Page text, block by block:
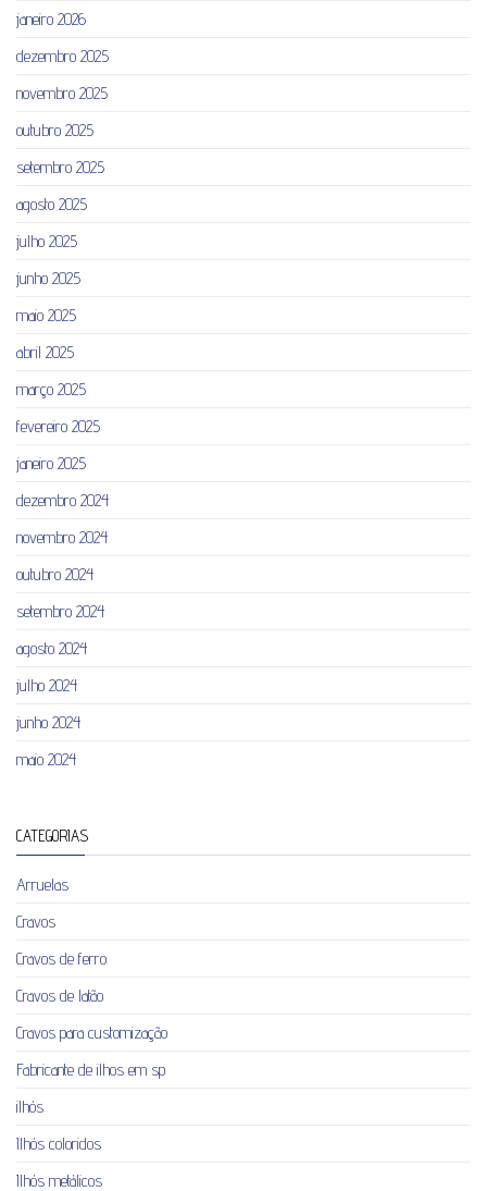
janeiro 2026
dezembro 2025
novembro 2025
outubro 2025
setembro 2025
agosto 2025
julho 2025
junho 2025
maio 2025
abril 2025
março 2025
fevereiro 2025
janeiro 2025
dezembro 2024
novembro 2024
outubro 2024
setembro 2024
agosto 2024
julho 2024
junho 2024
maio 2024
CATEGORIAS
Arruelas
Cravos
Cravos de ferro
Cravos de latão
Cravos para customização
Fabricante de ilhos em sp
ilhós
Ilhós coloridos
Ilhós metálicos